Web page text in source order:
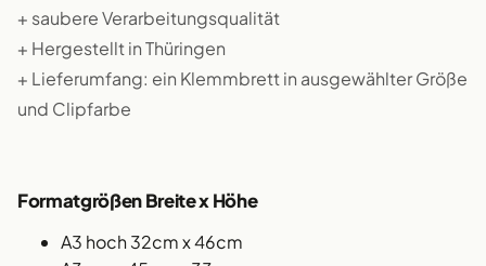
+ saubere Verarbeitungsqualität
+ Hergestellt in Thüringen
+ Lieferumfang: ein Klemmbrett in ausgewählter Größe
und Clipfarbe
Formatgrößen Breite x Höhe
A3 hoch 32cm x 46cm